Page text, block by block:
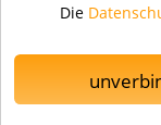
Die